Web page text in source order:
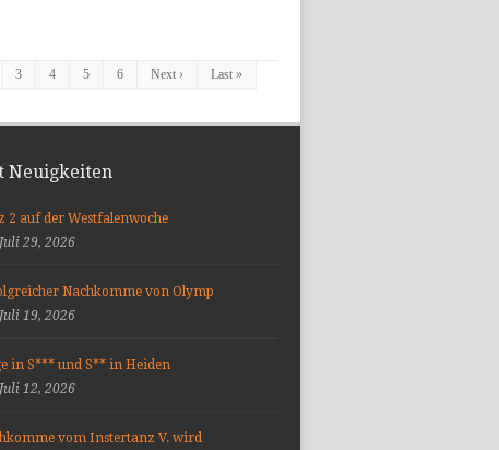
3 4 5 6 Next › Last »
Neuigkeiten
2 auf der Westfalenwoche
Juli 29, 2026
Nachkomme von Olymp
Juli 19, 2026
in S*** und S** in Heiden
Juli 12, 2026
vom Instertanz V. wird